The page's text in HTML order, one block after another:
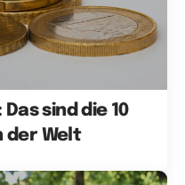
sind die 10
der Welt